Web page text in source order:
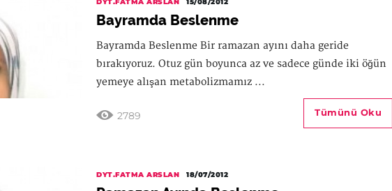
Bayramda Beslenme
Bayramda Beslenme Bir ramazan ayını daha geride
bırakıyoruz. Otuz gün boyunca az ve sadece günde iki öğün
yemeye alışan metabolizmamız ...
2789 Tümünü Oku
DYT.FATMA ARSLAN 18/07/2012